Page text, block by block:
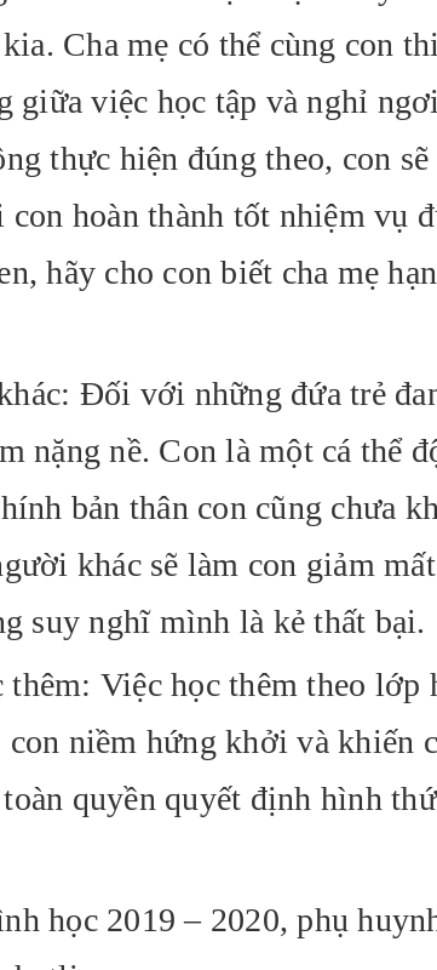
Cha mẹ có thể cùng con
việc học tập và nghỉ
thực hiện đúng theo, con sẽ
hoàn thành tốt nhiệm vụ
hãy cho con biết cha mẹ
Đối với những đứa trẻ
nặng nề. Con là một cá thể
bản thân con cũng chưa
khác sẽ làm con giảm
suy nghĩ mình là kẻ thất bại.
Việc học thêm theo lớp
niềm hứng khởi và khiến
quyền quyết định hình
học 2019 – 2020, phụ